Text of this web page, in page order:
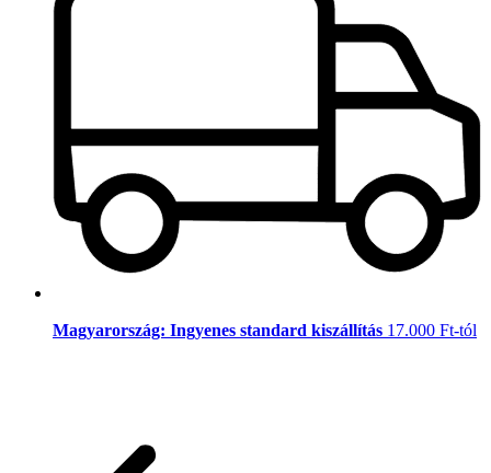
Magyarország: Ingyenes standard kiszállítás 17.000 Ft-tól